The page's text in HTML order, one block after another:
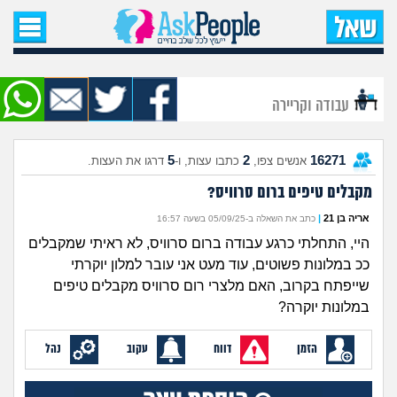
עמוד הבית
שאל שאלה
שאלות חדשות
שאלות שעוררו עניין
עצות חדשות
מה קורה כאן?
מדורים
עבודה וקריירה
16271 אנשים צפו, 2 כתבו עצות, ו-5 דרגו את העצות.
מקבלים טיפים ברום סרוויס?
אריה בן 21 | כתב את השאלה ב-05/09/25 בשעה 16:57
היי, התחלתי כרגע עבודה ברום סרוויס, לא ראיתי שמקבלים
ככ במלונות פשוטים, עוד מעט אני עובר למלון יוקרתי
שייפתח בקרוב, האם מלצרי רום סרוויס מקבלים טיפים
במלונות יוקרה?
הזמן דווח עקוב נהל